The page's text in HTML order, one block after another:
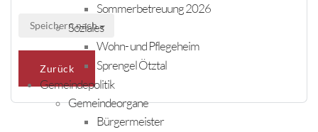
Sommerbetreuung 2026
Soziales
Wohn- und Pflegeheim
Sprengel Ötztal
Gemeindepolitik
Gemeindeorgane
Bürgermeister
Speichern nach
Zurück